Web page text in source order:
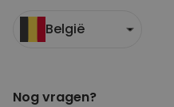
België
Nog vragen?